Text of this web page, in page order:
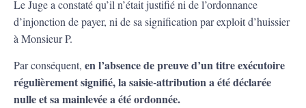
Le Juge a constaté qu’il n’était justifié ni de l’ordonnance
d’injonction de payer, ni de sa signification par exploit d’huissier
à Monsieur P.
Par conséquent, en l’absence de preuve d’un titre exécutoire
régulièrement signifié, la saisie-attribution a été déclarée
nulle et sa mainlevée a été ordonnée.